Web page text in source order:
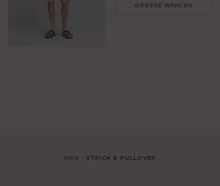
GRÖSSE WÄHLEN
MEN STRICK & PULLOVER